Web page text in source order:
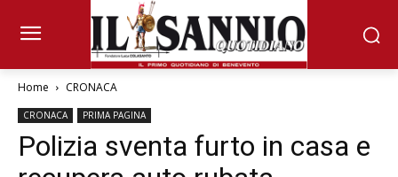
Home CRONACA
CRONACA PRIMA PAGINA
Polizia sventa furto in casa e